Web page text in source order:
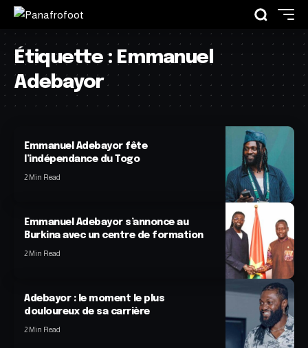
Étiquette : Emmanuel
Adebayor
Emmanuel Adebayor fête
l’indépendance du Togo
2 Min Read
Emmanuel Adebayor s’annonce au
Burkina avec un centre de formation
2 Min Read
Adebayor : le moment le plus
douloureux de sa carrière
2 Min Read